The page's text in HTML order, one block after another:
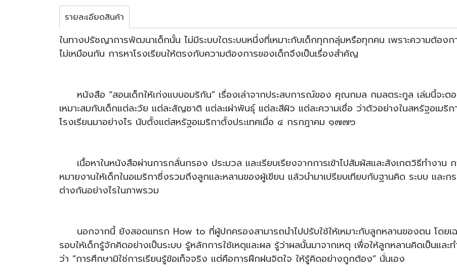
รายละเอียดสินค้า
ในทางปรัชญาการพัฒนาเด็กนั้น ไม่มีระบบใดระบบหนึ่งที่เหมาะกับเด็กทุกกลุ่มหรือทุกคน เพราะความต้อง
ไม่เหมือนกัน การหาโรงเรียนให้ตรงกับความต้องการของเด็กจึงเป็นเรื่องสำคัญ
หนังสือ “สอนเด็กให้เก่งแบบอมริกัน” เรื่องเล่าจากประสบการณ์ของ คุณกมล กมลตระกูล เล่มนี้จะตอ
เหมาะสมกับเด็กแต่ละวัย แต่ละสัญชาติ แต่ละเผ่าพันธุ์ แต่ละสีผิว แต่ละความเชื่อ ว่าตัวอย่างในสหรัฐอเม
โรงเรียนมาอย่างไร นับตั้งแต่สหรัฐอเมริกาตั้งประเทศเมื่อ ๔ กรกฎาคม ๑๗๗๖
เนื้อหาในหนังสือผ่านการกลั่นกรอง ประมวล และเรียบเรียงจากการเข้าไปสัมผัสและสังเกตวิธีทำงาน
หมายงานให้เด็กในอเมริกาซึ่งรวมถึงลูกและหลานของผู้เขียน แล้วนำมาเปรียบเทียบกับฐานคิด ระบบ และ
ต่างกันอย่างไรในภาพรวม
นอกจากนี้ ยังสอดแทรก How to ที่ผู้ปกครองสามารถนำไปปรับใช้ให้เหมาะกับลูกหลานของตน โดยเ
รอบให้เด็กรู้จักคิดอย่างเป็นระบบ รู้หลักการใช้เหตุและผล รู้ว่าผลนั้นมาจากเหตุ เพื่อให้ลูกหลานคิดเป็นแล
ว่า “การศึกษามิใช่การเรียนรู้ข้อเท็จจริง แต่คือการฝึกฝนจิตใจ ให้รู้คิดอย่างถูกต้อง” นั่นเอง